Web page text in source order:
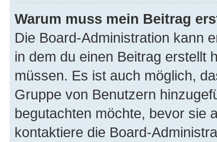
Warum muss mein Beitrag
Die Board-Administration kann
in dem du einen Beitrag erstellt
müssen. Es ist auch möglich,
Gruppe von Benutzern
begutachten möchte, bevor sie
kontaktiere die Board-